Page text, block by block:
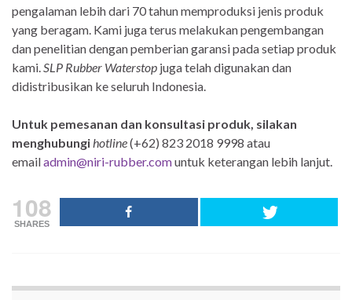
pengalaman lebih dari 70 tahun memproduksi jenis produk
yang beragam. Kami juga terus melakukan pengembangan
dan penelitian dengan pemberian garansi pada setiap produk
kami. SLP Rubber Waterstop juga telah digunakan dan
didistribusikan ke seluruh Indonesia.
Untuk pemesanan dan konsultasi produk, silakan
menghubungi hotline(+62) 823 2018 9998 atau
emailadmin@niri-rubber.comuntuk keterangan lebih lanjut.
108
SHARES